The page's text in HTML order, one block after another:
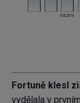
Fortuně klesl
vydělala v